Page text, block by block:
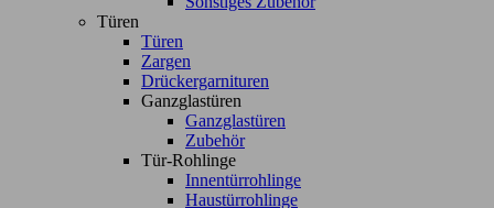
Türen
Türen
Zargen
Drückergarnituren
Ganzglastüren
Ganzglastüren
Zubehör
Tür-Rohlinge
Innentürrohlinge
Haustürrohlinge